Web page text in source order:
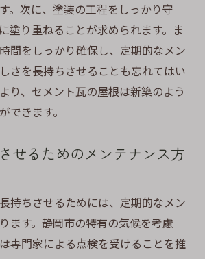
。次に、塗装の工程をしっかり守
塗り重ねることが求められます。ま
間をしっかり確保し、定期的なメン
さを長持ちさせることも忘れてはい
り、セメント瓦の屋根は新築のよう
できます。
せるためのメンテナンス方
持ちさせるためには、定期的なメン
ます。静岡市の特有の気候を考慮
専門家による点検を受けることを推